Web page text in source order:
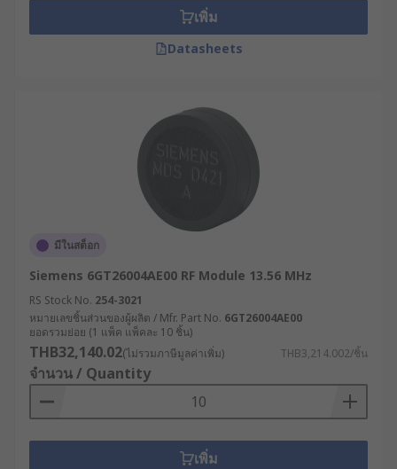
เพิ่ม
Datasheets
มีในสต็อก
Siemens 6GT26004AE00 RF Module 13.56 MHz
RS Stock No. 254-3021
หมายเลขชิ้นส่วนของผู้ผลิต / Mfr. Part No. 6GT26004AE00
ยอดรวมย่อย (1 แพ็ค แพ็คละ 10 ชิ้น)
THB32,140.02(ไม่รวมภาษีมูลค่าเพิ่ม) THB3,214.002/ชิ้น
จำนวน / Quantity
เพิ่ม